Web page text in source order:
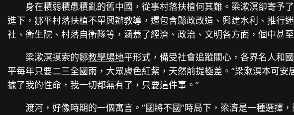
身在積弱積愚積亂的舊中國，從事村落扶植何其難。梁漱溟卻寄予
進下，鄒平村落扶植不單興辦教導，還包含縣政改造、興建水利、推行
社、衛生院、村落自衛隊等，涵蓋了經濟、政治、文明各方面，個中甚
梁漱溟摸索的鄒教學場地平形式，備受社會追蹤關心，各界名人和
平每年只要二三全國雨，大眾膚色紅紫，天然前提極差。”梁漱溟本可
據了我的性命，我一切都無有了，只要這件事。”
渡河，好像時期的一個寓言。“國將不國”時局下，梁濟是一種選擇